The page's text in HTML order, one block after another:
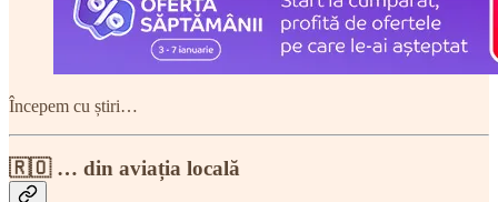
Începem cu știri…
🇷🇴 … din aviația locală